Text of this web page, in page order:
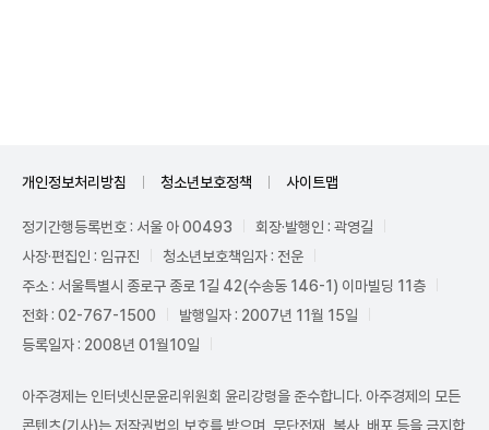
개인정보처리방침 청소년보호정책 사이트맵
정기간행등록번호 : 서울 아 00493
회장·발행인 : 곽영길
사장·편집인 : 임규진
청소년보호책임자 : 전운
주소 : 서울특별시 종로구 종로 1길 42(수송동 146-1) 이마빌딩 11층
전화 : 02-767-1500
발행일자 : 2007년 11월 15일
등록일자 : 2008년 01월10일
아주경제는 인터넷신문윤리위원회 윤리강령을 준수합니다. 아주경제의 모든
콘텐츠(기사)는 저작권법의 보호를 받으며, 무단전재, 복사, 배포 등을 금지합